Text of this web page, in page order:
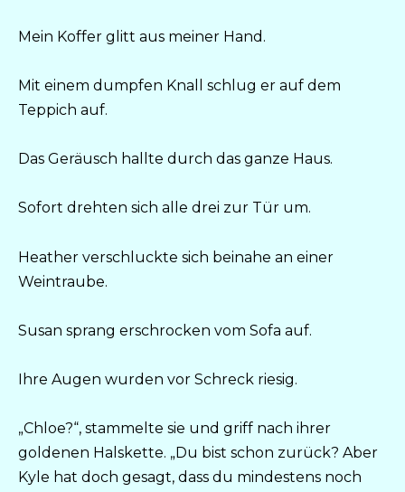
Mein Koffer glitt aus meiner Hand.
Mit einem dumpfen Knall schlug er auf dem
Teppich auf.
Das Geräusch hallte durch das ganze Haus.
Sofort drehten sich alle drei zur Tür um.
Heather verschluckte sich beinahe an einer
Weintraube.
Susan sprang erschrocken vom Sofa auf.
Ihre Augen wurden vor Schreck riesig.
„Chloe?“, stammelte sie und griff nach ihrer
goldenen Halskette. „Du bist schon zurück? Aber
Kyle hat doch gesagt, dass du mindestens noch